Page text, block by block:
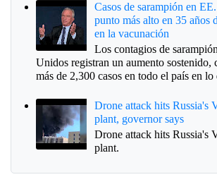
Casos de sarampión en
punto más alto en 35 años
en la vacunación
Los contagios de
Unidos registran un aumento sostenido,
más de 2,300 casos en todo el país en lo
Drone attack hits Russia's
plant, governor says
Drone attack hits Russia's
plant.